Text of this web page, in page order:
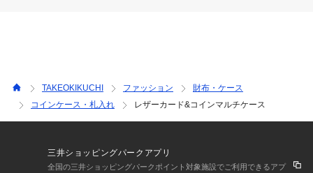
大切な方へのギフトとしてもお薦めです。
TAKEOKIKUCHI ファッション
財布・ケース
コインケース・札入れ
レザーカード&コインマルチケース
三井ショッピングパークアプリ
全国の三井ショッピングパークポイント対象施設でご利用できるアプ